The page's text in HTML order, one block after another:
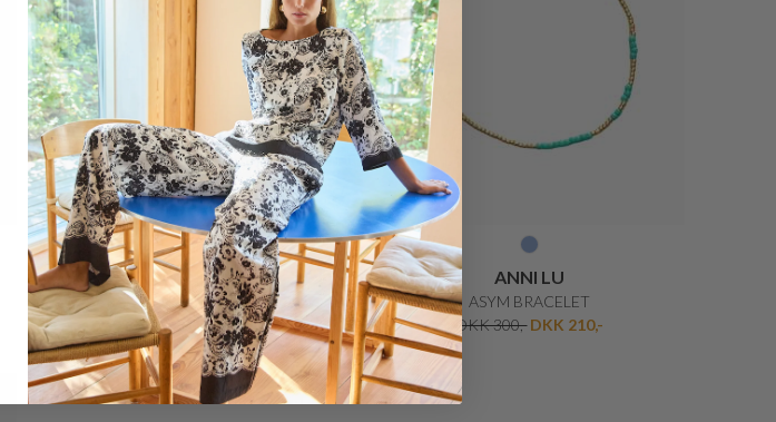
ANNI LU
PARADISO BRACELET LEMON
DKK 350,-DKK 245,-
ANNI LU
ASYM BRACELET
DKK 300,- DKK 210,-